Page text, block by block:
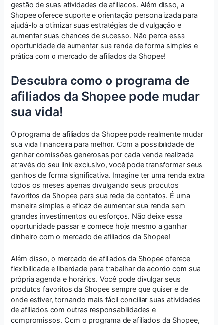
gestão de suas atividades de afiliados. Além disso, a
Shopee oferece suporte e orientação personalizada para
ajudá-lo a otimizar suas estratégias de divulgação e
aumentar suas chances de sucesso. Não perca essa
oportunidade de aumentar sua renda de forma simples e
prática com o mercado de afiliados da Shopee!
Descubra como o programa de
afiliados da Shopee pode mudar
sua vida!
O programa de afiliados da Shopee pode realmente mudar
sua vida financeira para melhor. Com a possibilidade de
ganhar comissões generosas por cada venda realizada
através do seu link exclusivo, você pode transformar seus
ganhos de forma significativa. Imagine ter uma renda extra
todos os meses apenas divulgando seus produtos
favoritos da Shopee para sua rede de contatos. É uma
maneira simples e eficaz de aumentar sua renda sem
grandes investimentos ou esforços. Não deixe essa
oportunidade passar e comece hoje mesmo a ganhar
dinheiro com o mercado de afiliados da Shopee!
Além disso, o mercado de afiliados da Shopee oferece
flexibilidade e liberdade para trabalhar de acordo com sua
própria agenda e horários. Você pode divulgar seus
produtos favoritos da Shopee sempre que quiser e de
onde estiver, tornando mais fácil conciliar suas atividades
de afiliados com outras responsabilidades e
compromissos. Com o programa de afiliados da Shopee,